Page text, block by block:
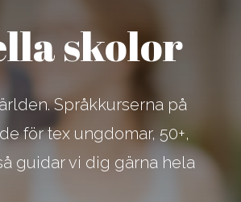
Vår PreMed
skolor
Språkkurserna på
för tex ungdomar, 50+,
guidar vi dig gärna hela